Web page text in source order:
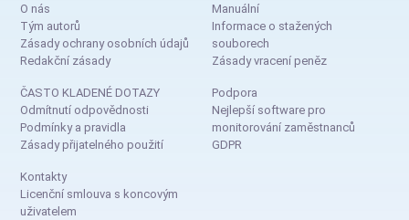
O nás
Tým autorů
Zásady ochrany osobních údajů
Redakční zásady
Manuální
Informace o stažených
souborech
Zásady vracení peněz
ČASTO KLADENÉ DOTAZY
Odmítnutí odpovědnosti
Podmínky a pravidla
Zásady přijatelného použití
Podpora
Nejlepší software pro
monitorování zaměstnanců
GDPR
Kontakty
Licenční smlouva s koncovým
uživatelem